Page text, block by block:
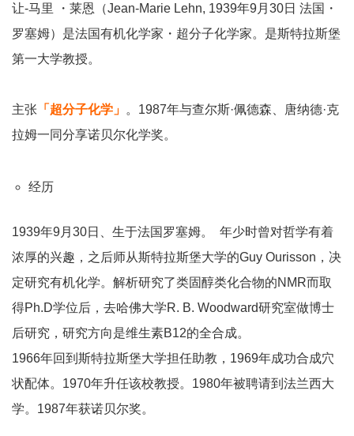
让-马里 ・莱恩（Jean-Marie Lehn, 1939年9月30日 法国・
罗塞姆）是法国有机化学家・超分子化学家。是斯特拉斯堡
第一大学教授。
主张 「超分子化学」 。1987年与查尔斯·佩德森、唐纳德·克
拉姆一同分享诺贝尔化学奖。
经历
1939年9月30日、生于法国罗塞姆。 年少时曾对哲学有着
浓厚的兴趣，之后师从斯特拉斯堡大学的Guy Ourisson，决
定研究有机化学。解析研究了类固醇类化合物的NMR而取
得Ph.D学位后，去哈佛大学R. B. Woodward研究室做博士
后研究，研究方向是维生素B12的全合成。
1966年回到斯特拉斯堡大学担任助教，1969年成功合成穴
状配体。1970年升任该校教授。1980年被聘请到法兰西大
学。1987年获诺贝尔奖。